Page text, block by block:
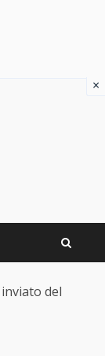
del
×